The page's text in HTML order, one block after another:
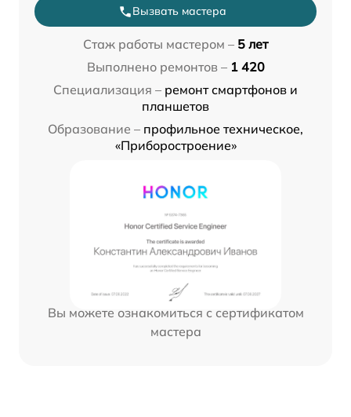
Вызвать мастера
Стаж работы мастером – 5 лет
Выполнено ремонтов – 1 420
Специализация – ремонт смартфонов и
планшетов
Образование – профильное техническое,
«Приборостроение»
Вы можете ознакомиться с сертификатом
мастера